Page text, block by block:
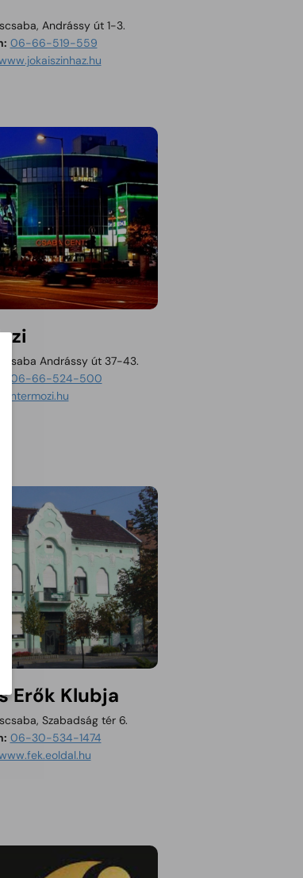
Andrássy út 1-3.
06-66-519-559
megnyitása új ablakban
Andrássy út 37-43.
06-66-524-500
megnyitása új ablakban
Erők Klubja
Szabadság tér 6.
06-30-534-1474
megnyitása új ablakban